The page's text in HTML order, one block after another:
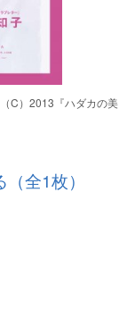
C）2013『ハダカの美
全1枚）